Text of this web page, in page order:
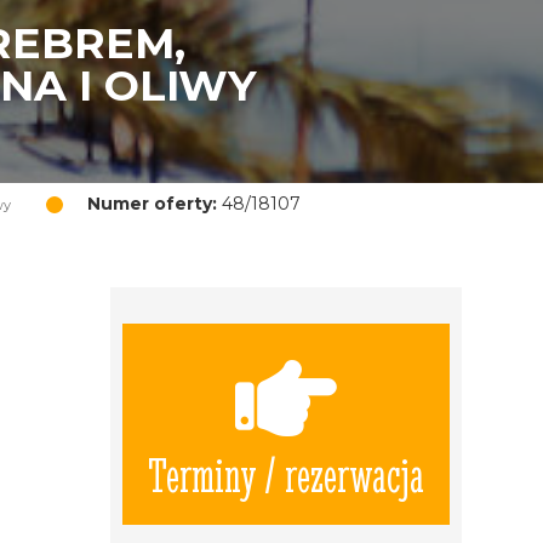
I OLIWY
Numer oferty: 48/18107
Terminy / rezerwacja